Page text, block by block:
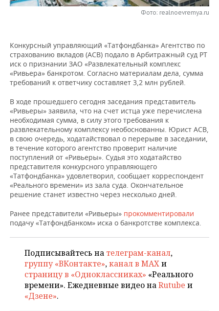
НЕФТЕХИМИЯ
ОПК
ЭНЕРГЕТИКА
ТРАНСПОРТ
УСЛУГИ
IT
МЕДИА
ТЕЛЕКОММУНИКАЦИИ
НОВОСТИ МЕРОПРИЯТИЙ
ВЫЕЗДНАЯ РЕДАКЦИЯ
БИЗНЕС-БРАНЧИ
ONLINE-КОНФЕРЕНЦИИ
ОТКРЫТАЯ ЛЕКЦИЯ
СПОРТ
НОВОСТИ СПОРТА
ФУТБОЛ
ХОККЕЙ
БАСКЕТБОЛ
ВОЛЕЙБОЛ
КИБЕРСПОРТ
ФИГУРНОЕ КАТАНИЕ
ВОДНЫЕ ВИДЫ СПОРТА
ОБЩЕСТВО
НОВОСТИ ОБЩЕСТВА
ВЛАСТЬ
ИНФРАСТРУКТУРА
ИСТОРИЯ
КУЛЬТУРА
МЕДИЦИНА
ОБРАЗОВАНИЕ
ФОТОГАЛЕРЕЯ
СЮЖЕТЫ
СПРАВОЧНИК
СПИСОК ПЕРСОН
СПИСОК КОМПАНИЙ
ПОЛНАЯ ВЕРСИЯ
Фото: realnoevremya.ru
Конкурсный управляющий «Татфондбанка» Агентство по
страхованию вкладов (АСВ) подало в Арбитражный суд РТ
иск о признании ЗАО «Развлекательный комплекс
«Ривьера» банкротом. Согласно материалам дела, сумма
требований к ответчику составляет 3,2 млн рублей.
В ходе прошедшего сегодня заседания представитель
«Ривьеры» заявила, что на счет истца уже перечислена
необходимая сумма, в силу этого требования к
развлекательному комплексу необоснованны. Юрист АСВ,
в свою очередь, ходатайствовал о перерыве в заседании,
в течение которого агентство проверит наличие
поступлений от «Ривьеры». Судья это ходатайство
представителя конкурсного управляющего
«Татфондбанка» удовлетворил, сообщает корреспондент
«Реального времени» из зала суда. Окончательное
решение станет известно через несколько дней.
Ранее представители «Ривьеры» прокомментировали
подачу «Татфондбанком» иска о банкротстве комплекса.
Подписывайтесь на телеграм-канал,
группу «ВКонтакте»,канал в MAXи
страницу в «Одноклассниках» «Реального
времени». Ежедневные видео наRutube и
«Дзене».